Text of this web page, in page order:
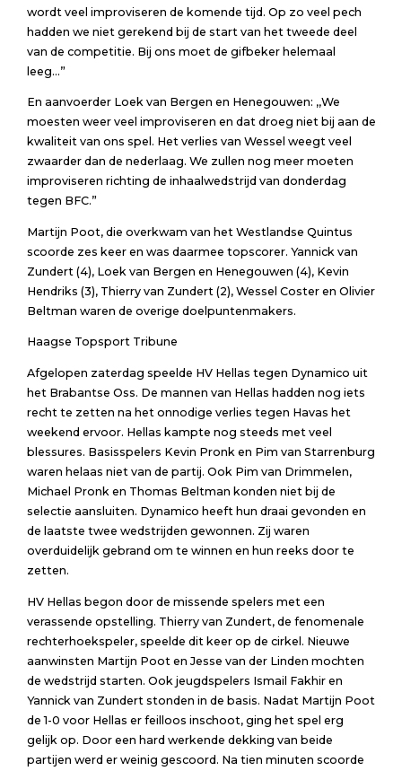
wordt veel improviseren de komende tijd. Op zo veel pech
hadden we niet gerekend bij de start van het tweede deel
van de competitie. Bij ons moet de gifbeker helemaal
leeg…”
En aanvoerder Loek van Bergen en Henegouwen: ,,We
moesten weer veel improviseren en dat droeg niet bij aan de
kwaliteit van ons spel. Het verlies van Wessel weegt veel
zwaarder dan de nederlaag. We zullen nog meer moeten
improviseren richting de inhaalwedstrijd van donderdag
tegen BFC.”
Martijn Poot, die overkwam van het Westlandse Quintus
scoorde zes keer en was daarmee topscorer. Yannick van
Zundert (4), Loek van Bergen en Henegouwen (4), Kevin
Hendriks (3), Thierry van Zundert (2), Wessel Coster en Olivier
Beltman waren de overige doelpuntenmakers.
Haagse Topsport Tribune
Afgelopen zaterdag speelde HV Hellas tegen Dynamico uit
het Brabantse Oss. De mannen van Hellas hadden nog iets
recht te zetten na het onnodige verlies tegen Havas het
weekend ervoor. Hellas kampte nog steeds met veel
blessures. Basisspelers Kevin Pronk en Pim van Starrenburg
waren helaas niet van de partij. Ook Pim van Drimmelen,
Michael Pronk en Thomas Beltman konden niet bij de
selectie aansluiten. Dynamico heeft hun draai gevonden en
de laatste twee wedstrijden gewonnen. Zij waren
overduidelijk gebrand om te winnen en hun reeks door te
zetten.
HV Hellas begon door de missende spelers met een
verassende opstelling. Thierry van Zundert, de fenomenale
rechterhoekspeler, speelde dit keer op de cirkel. Nieuwe
aanwinsten Martijn Poot en Jesse van der Linden mochten
de wedstrijd starten. Ook jeugdspelers Ismail Fakhir en
Yannick van Zundert stonden in de basis. Nadat Martijn Poot
de 1-0 voor Hellas er feilloos inschoot, ging het spel erg
gelijk op. Door een hard werkende dekking van beide
partijen werd er weinig gescoord. Na tien minuten scoorde